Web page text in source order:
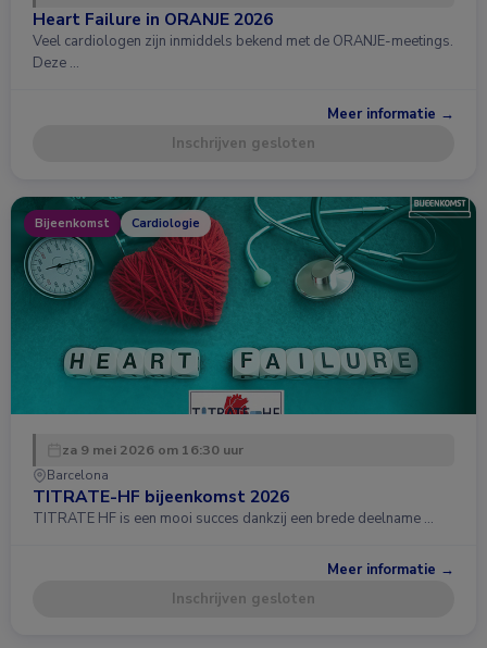
Heart Failure in ORANJE 2026
Veel cardiologen zijn inmiddels bekend met de ORANJE-meetings.
Deze …
Meer informatie →
Inschrijven gesloten
Bijeenkomst Cardiologie
za 9 mei 2026 om 16:30 uur
Barcelona
TITRATE-HF bijeenkomst 2026
TITRATE HF is een mooi succes dankzij een brede deelname …
Meer informatie →
Inschrijven gesloten